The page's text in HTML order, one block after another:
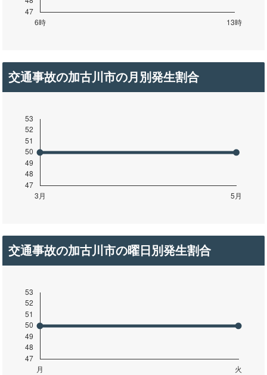
交通事故の加古川市の月別発生割合
交通事故の加古川市の曜日別発生割合